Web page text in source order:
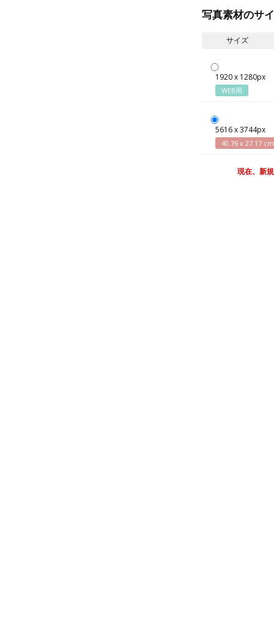
写真素材のサ
サイズ
1920 x 1280px
WEB用
5616 x 3744px
40.76 x 27.17
現在、新